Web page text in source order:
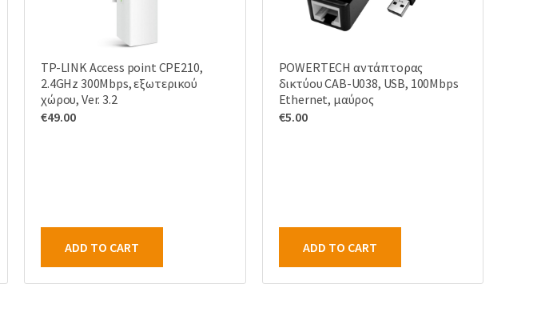
TP-LINK Access point CPE210,
2.4GHz 300Mbps, εξωτερικού
χώρου, Ver. 3.2
€49.00
ADD TO CART
POWERTECH αντάπτορας
δικτύου CAB-U038, USB, 100Mbps
Ethernet, μαύρος
€5.00
ADD TO CART